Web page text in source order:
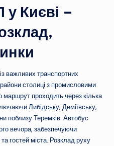
Києві –
важливих транспортних
столиці з промисловими
маршрут проходить через кілька
Либідську, Деміївську,
поблизу Теремків. Автобус
вечора, забезпечуючи
гостей міста. Розклад руху